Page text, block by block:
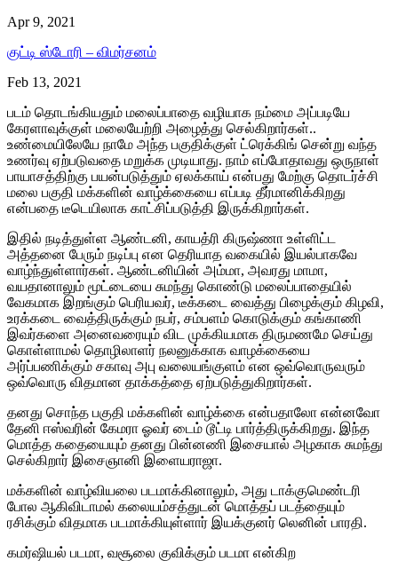
Apr 9, 2021
குட்டி ஸ்டோரி – விமர்சனம்
Feb 13, 2021
படம் தொடங்கியதும் மலைப்பாதை வழியாக நம்மை அப்படியே
கேரளாவுக்குள் மலையேற்றி அழைத்து செல்கிறார்கள்..
உண்மையிலேயே நாமே அந்த பகுதிக்குள் ட்ரெக்கிங் சென்று வந்த
உணர்வு ஏற்படுவதை மறுக்க முடியாது. நாம் எப்போதாவது ஒருநாள்
பாயாசத்திற்கு பயன்படுத்தும் ஏலக்காய் என்பது மேற்கு தொடர்ச்சி
மலை பகுதி மக்களின் வாழ்க்கையை எப்படி தீர்மானிக்கிறது
என்பதை டீடெயிலாக காட்சிப்படுத்தி இருக்கிறார்கள்.
இதில் நடித்துள்ள ஆண்டனி, காயத்ரி கிருஷ்ணா உள்ளிட்ட
அத்தனை பேரும் நடிப்பு என தெரியாத வகையில் இயல்பாகவே
வாழ்ந்துள்ளார்கள். ஆண்டனியின் அம்மா, அவரது மாமா,
வயதானாலும் மூட்டையை சுமந்து கொண்டு மலைப்பாதையில்
வேகமாக இறங்கும் பெரியவர், டீக்கடை வைத்து பிழைக்கும் கிழவி,
உரக்கடை வைத்திருக்கும் நபர், சம்பளம் கொடுக்கும் கங்காணி
இவர்களை அனைவரையும் விட முக்கியமாக திருமணமே செய்து
கொள்ளாமல் தொழிலாளர் நலனுக்காக வாழக்கையை
அர்ப்பணிக்கும் சகாவு அபு வலையங்குளம் என ஒவ்வொருவரும்
ஒவ்வொரு விதமான தாக்கத்தை ஏற்படுத்துகிறார்கள்.
தனது சொந்த பகுதி மக்களின் வாழ்க்கை என்பதாலோ என்னவோ
தேனி ஈஸ்வரின் கேமரா ஓவர் டைம் டூட்டி பார்த்திருக்கிறது. இந்த
மொத்த கதையையும் தனது பின்னணி இசையால் அழகாக சுமந்து
செல்கிறார் இசைஞானி இளையராஜா.
மக்களின் வாழ்வியலை படமாக்கினாலும், அது டாக்குமெண்டரி
போல ஆகிவிடாமல் கலையம்சத்துடன் மொத்தப் படத்தையும்
ரசிக்கும் விதமாக படமாக்கியுள்ளார் இயக்குனர் லெனின் பாரதி.
கமர்ஷியல் படமா, வசூலை குவிக்கும் படமா என்கிற